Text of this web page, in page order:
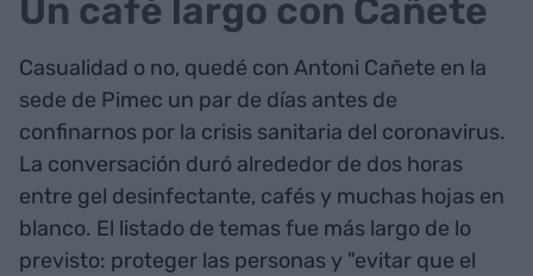
Un café largo con Cañete
Casualidad o no, quedé con Antoni Cañete en la
sede de Pimec un par de días antes de
confinarnos por la crisis sanitaria del coronavirus.
La conversación duró alrededor de dos horas
entre gel desinfectante, cafés y muchas hojas en
blanco. El listado de temas fue más largo de lo
previsto: proteger las personas y "evitar que el